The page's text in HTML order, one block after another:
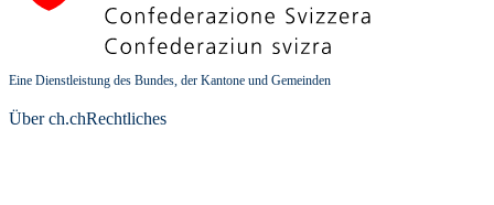
Eine Dienstleistung des Bundes, der Kantone und Gemeinden
Über ch.chRechtliches